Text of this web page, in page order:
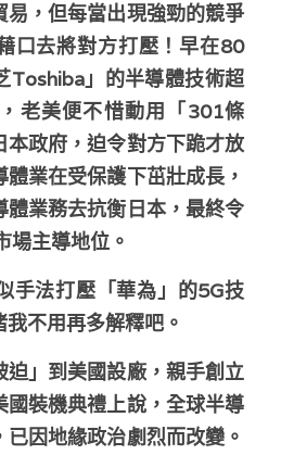
易，但每當出現強勁的競爭
口去將對方打壓！早在80
Toshiba」的半導體技術超
老美便不惜動用「301條
本政府，迫令對方下跪才放
業在受保護下茁壯成長，
體業務去抗衡日本，最終令
場主導地位。
手法打壓「華為」的5G技
不用再多解釋吧。
迫」到美國設廠，親手創立
國裝機典禮上說，全球半導
因地緣政治劇烈而改變。